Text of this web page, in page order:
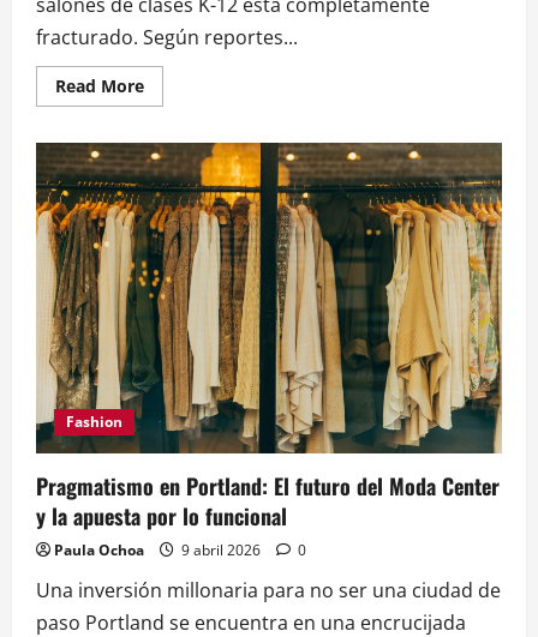
fracturado. Según reportes...
Read MoreRead
more
costo
oculto
de
la
IA
en
las
aulas:
Brechas
de
equidad
una
crisis
de
lectura
Fashion
Pragmatismo en Portland: El futuro del Moda Center
y la apuesta por lo funcional
Paula Ochoa 9 abril 2026 0
Una inversión millonaria para no ser una ciudad de
paso Portland se encuentra en una encrucijada